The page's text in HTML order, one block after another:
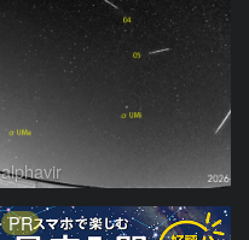
alphavir
PR